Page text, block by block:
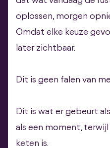
oplossen, morgen
Omdat elke keuze
later zichtbaar.
Dit is geen falen van
Dit is wat er gebeurt
als een moment,
keten is.